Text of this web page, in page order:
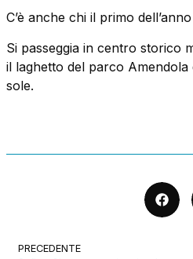
C’è anche chi il primo
Si passeggia in centro storico
il laghetto del parco
sole.
PRECEDENTE